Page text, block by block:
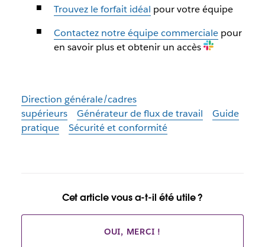
Trouvez le forfait idéal pour votre équipe
Contactez notre équipe commercialepour
en savoir plus et obtenir un accès
Direction générale/cadres
supérieurs
Générateur de flux de travail
Guide
pratique
Sécurité et conformité
Cet article vous a-t-il été utile ?
OUI, MERCI !